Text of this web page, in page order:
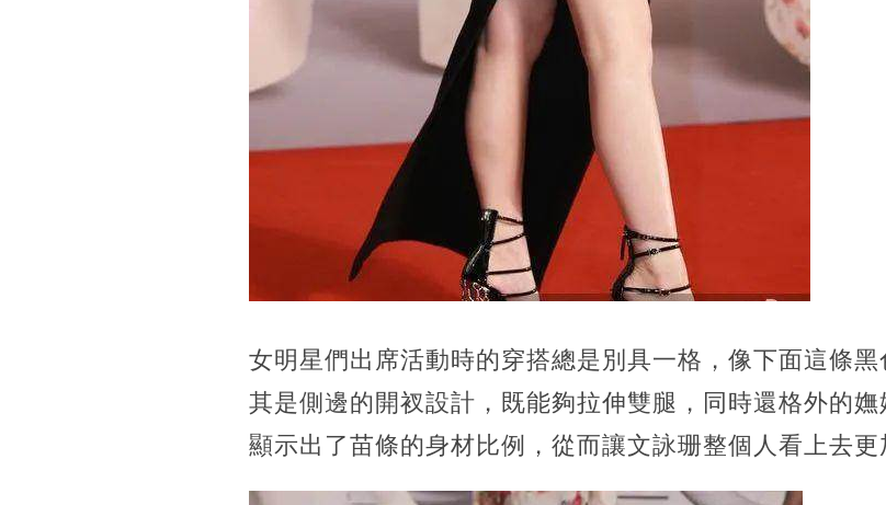
女明星們出席活動時的穿搭總是別具一格，像下面這條
其是側邊的開衩設計，既能夠拉伸雙腿，同時還格外的
顯示出了苗條的身材比例，從而讓文詠珊整個人看上去更